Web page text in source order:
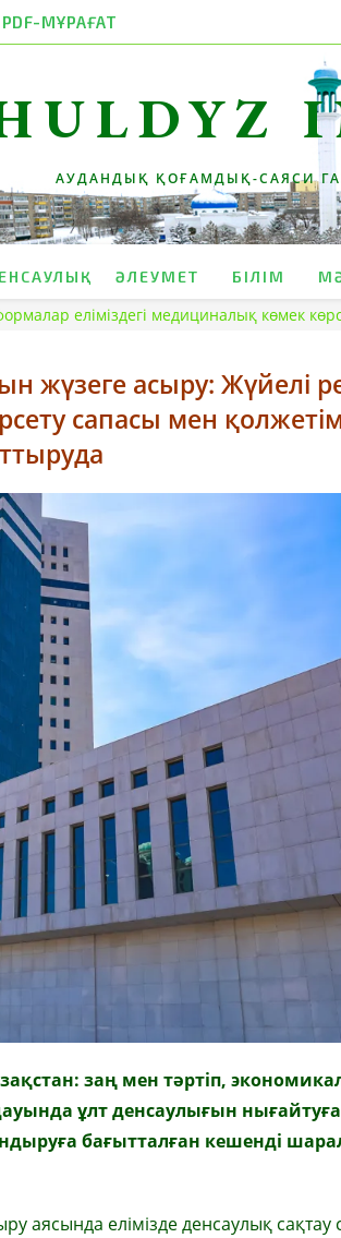
PDF-МҰРАҒАТ
АУДАНДЫҚ ҚОҒАМДЫҚ-САЯСИ
ӘЛЕУМЕТ БІЛІМ
еліміздегі медициналық көмек
жүзеге асыру: Жүйелі
сапасы мен
заң мен тәртіп,
ұлт денсаулығын
бағытталған кешенді
елімізде денсаулық сақтау